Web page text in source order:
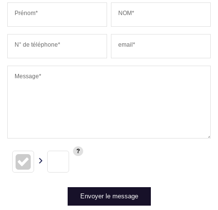
Prénom* NOM*
N° de téléphone* email*
Message*
Envoyer le message